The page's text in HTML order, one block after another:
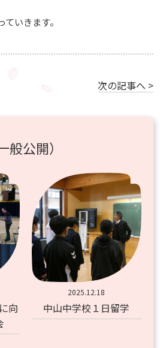
いきます。
次の記事へ >
公開）
向
2025.12.18
中山中学校１日留学